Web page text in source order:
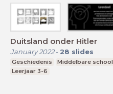
Duitsland onder Hitler
January 2022- 28 slides
Geschiedenis Middelbare school
Leerjaar 3-6